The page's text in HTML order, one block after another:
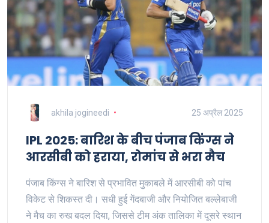
akhila jogineedi 25 अप्रैल 2025
IPL 2025: बारिश के बीच पंजाब किंग्स ने
आरसीबी को हराया, रोमांच से भरा मैच
पंजाब किंग्स ने बारिश से प्रभावित मुकाबले में आरसीबी को पांच
विकेट से शिकस्त दी। सधी हुई गेंदबाजी और नियोजित बल्लेबाजी
ने मैच का रुख बदल दिया, जिससे टीम अंक तालिका में दूसरे स्थान